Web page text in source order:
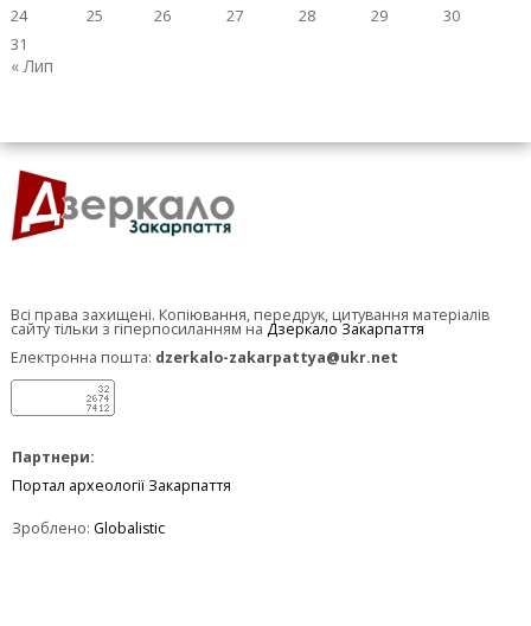
24
25 26 27 28 29
30
31
« Лип
Всі права захищені. Копіювання, передрук, цитування матеріалів
сайту тільки з гіперпосиланням на Дзеркало Закарпаття
Електронна пошта: dzerkalo-zakarpattya@ukr.net
Партнери:
Портал археології Закарпаття
Зроблено: Globalistic